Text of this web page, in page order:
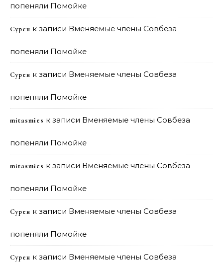
попеняли Помойке
Сурен к записи Вменяемые члены Совбеза
попеняли Помойке
Сурен к записи Вменяемые члены Совбеза
попеняли Помойке
mitasmies к записи Вменяемые члены Совбеза
попеняли Помойке
mitasmies к записи Вменяемые члены Совбеза
попеняли Помойке
Сурен к записи Вменяемые члены Совбеза
попеняли Помойке
Сурен к записи Вменяемые члены Совбеза